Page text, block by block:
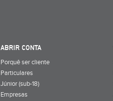
ABRIR CONTA
Porquê ser cliente
Particulares
Júnior (sub-18)
Empresas